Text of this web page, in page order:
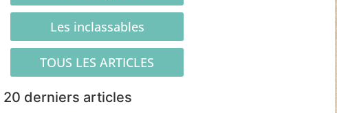
Les inclassables
TOUS LES ARTICLES
20 derniers articles